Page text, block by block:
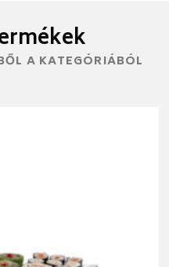
A KATEGÓRIÁBÓL